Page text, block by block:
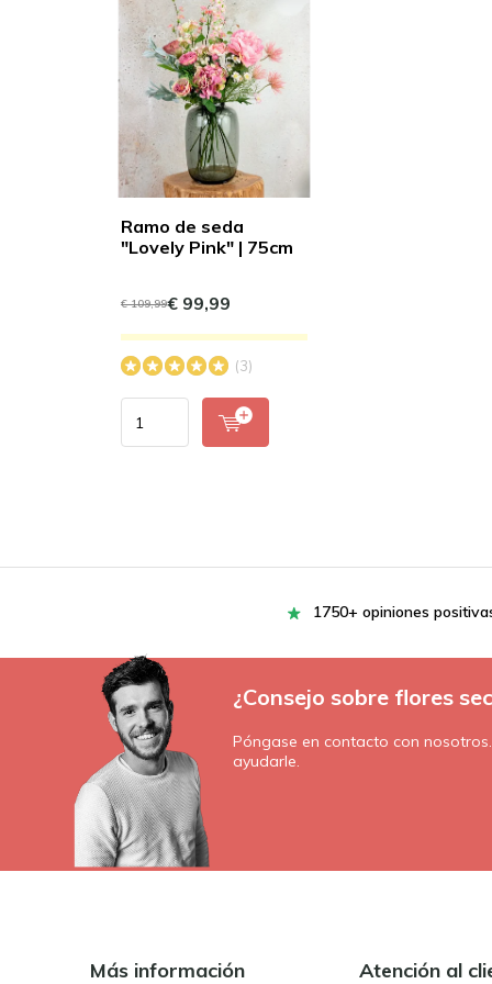
Ramo de seda
"Lovely Pink" | 75cm
€ 109,99€ 99,99
(3)
1750+ opiniones
¿Consejo sobre flores
Póngase en contacto con
ayudarle.
Más información Atención al